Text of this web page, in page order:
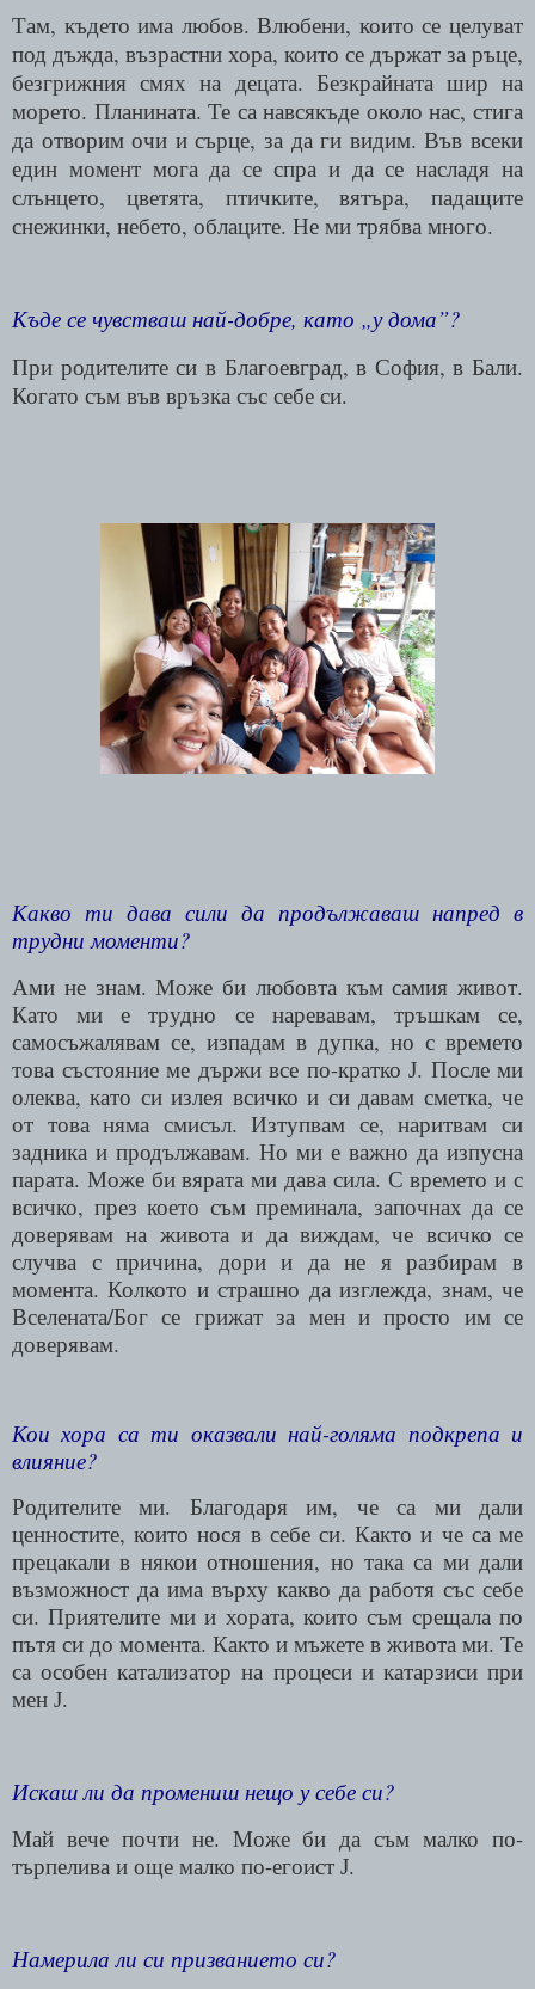
Там, където има любов. Влюбени, които се целуват
под дъжда, възрастни хора, които се държат за ръце,
безгрижния смях на децата. Безкрайната шир на
морето. Планината. Те са навсякъде около нас, стига
да отворим очи и сърце, за да ги видим. Във всеки
един момент мога да се спра и да се насладя на
слънцето, цветята, птичките, вятъра, падащите
снежинки, небето, облаците. Не ми трябва много.
Къде се чувстваш най-добре, като „у дома”?
При родителите си в Благоевград, в София, в Бали.
Когато съм във връзка със себе си.
Какво ти дава сили да продължаваш напред в
трудни моменти?
Ами не знам. Може би любовта към самия живот.
Като ми е трудно се наревавам, тръшкам се,
самосъжалявам се, изпадам в дупка, но с времето
това състояние ме държи все по-кратко J. После ми
олеква, като си излея всичко и си давам сметка, че
от това няма смисъл. Изтупвам се, наритвам си
задника и продължавам. Но ми е важно да изпусна
парата. Може би вярата ми дава сила. С времето и с
всичко, през което съм преминала, започнах да се
доверявам на живота и да виждам, че всичко се
случва с причина, дори и да не я разбирам в
момента. Колкото и страшно да изглежда, знам, че
Вселената/Бог се грижат за мен и просто им се
доверявам.
Кои хора са ти оказвали най-голяма подкрепа и
влияние?
Родителите ми. Благодаря им, че са ми дали
ценностите, които нося в себе си. Както и че са ме
прецакали в някои отношения, но така са ми дали
възможност да има върху какво да работя със себе
си. Приятелите ми и хората, които съм срещала по
пътя си до момента. Както и мъжете в живота ми. Те
са особен катализатор на процеси и катарзиси при
мен J.
Искаш ли да промениш нещо у себе си?
Май вече почти не. Може би да съм малко по-
търпелива и още малко по-егоист J.
Намерила ли си призванието си?